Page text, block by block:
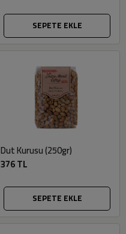
SEPETE EKLE
Dut Kurusu (250gr)
376 TL
SEPETE EKLE